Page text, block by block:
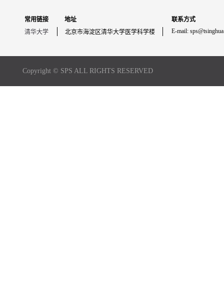
常用链接 地址
联系方式
清华大学
北京市海淀区清华大学医学科学楼 E-mail:
Copyright © SPS ALL RIGHTS RESERVED